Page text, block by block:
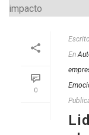
0
En